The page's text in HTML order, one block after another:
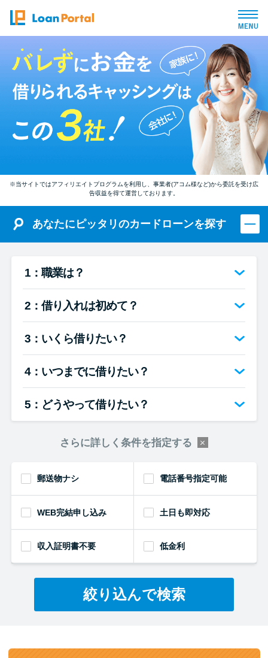
トップページ
おすすめコンテンツ
総合人気ランキング
とにかくすぐ借りたい方向け
審査が不安な方向け
便利なコンテンツ
カードローン診断
カードローンQ&A
特集ページ
リボ払いをそのまま払いきると
損！
最速！最短40分で借りられるカ
ードローン
種類や特徴で探す
の理由
※当サイトではアフィリエイトプログラムを利用し、事業者(アコム様など)から委託を受け広
告収益を得て運営しております。
あなたにピッタリのカードローンを探す
1：職業は？
2：借り入れは初めて？
3：いくら借りたい？
4：いつまでに借りたい？
5：どうやって借りたい？
さらに詳しく条件を指定する
郵送物ナシ 電話番号指定可能
WEB完結申し込み 土日も即対応
収入証明書不要 低金利
絞り込んで検索